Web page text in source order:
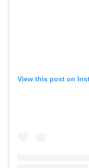
View this post on